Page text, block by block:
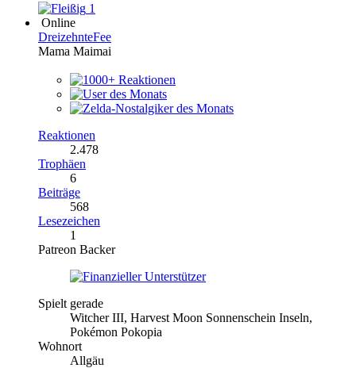
1
Online
DreizehnteFee
Mama Maimai
Reaktionen
2.478
Trophäen
6
Beiträge
568
Lesezeichen
1
Patreon Backer
Spielt gerade
Witcher III, Harvest Moon Sonnenschein Inseln,
Pokémon Pokopia
Wohnort
Allgäu